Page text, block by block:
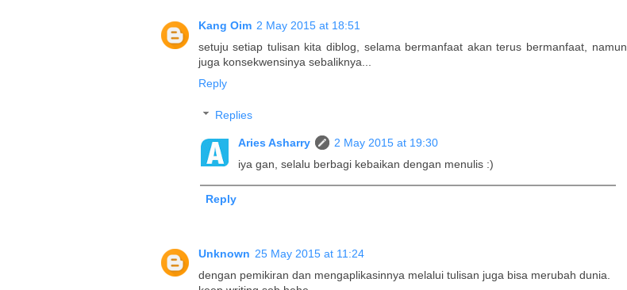
Kang Oim 2 May 2015 at 18:51
setuju setiap tulisan kita diblog, selama bermanfaat akan terus bermanfaat, namun
juga konsekwensinya sebaliknya...
Reply
Replies
Aries Asharry
2 May 2015 at 19:30
iya gan, selalu berbagi kebaikan dengan menulis :)
Reply
Unknown 25 May 2015 at 11:24
dengan pemikiran dan mengaplikasinnya melalui tulisan juga bisa merubah dunia.